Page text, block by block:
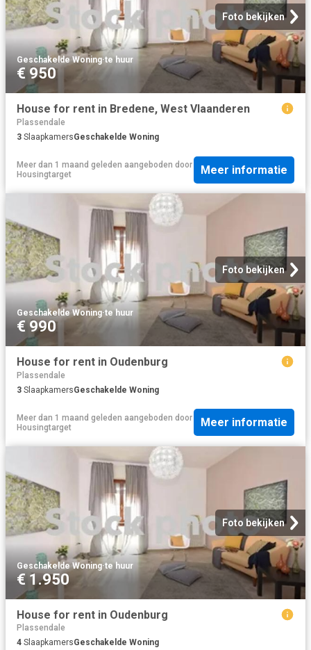
Foto bekijken
Geschakelde Woning·te huur
€ 950
House for rent in Bredene, West Vlaanderen
Plassendale
3 SlaapkamersGeschakelde Woning
Meer dan 1 maand geleden aangeboden door
Housingtarget
Meer informatie
Foto bekijken
Geschakelde Woning·te huur
€ 990
House for rent in Oudenburg
Plassendale
3 SlaapkamersGeschakelde Woning
Meer dan 1 maand geleden aangeboden door
Housingtarget
Meer informatie
Foto bekijken
Geschakelde Woning·te huur
€ 1.950
House for rent in Oudenburg
Plassendale
4 SlaapkamersGeschakelde Woning